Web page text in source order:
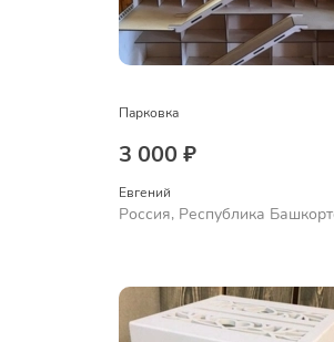
Парковка
3 000 ₽
Евгений
Россия, Республика